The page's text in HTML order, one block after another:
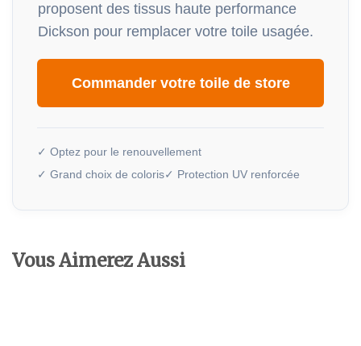
proposent des tissus haute performance
Dickson pour remplacer votre toile usagée.
Commander votre toile de store
✓ Optez pour le renouvellement
✓ Grand choix de coloris✓ Protection UV renforcée
Vous Aimerez Aussi